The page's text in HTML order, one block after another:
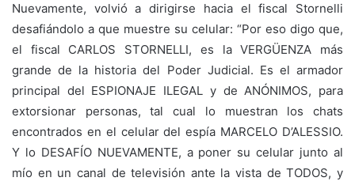
Nuevamente, volvió a dirigirse hacia el fiscal Stornelli
desafiándolo a que muestre su celular: “Por eso digo que,
el fiscal CARLOS STORNELLI, es la VERGÜENZA más
grande de la historia del Poder Judicial. Es el armador
principal del ESPIONAJE ILEGAL y de ANÓNIMOS, para
extorsionar personas, tal cual lo muestran los chats
encontrados en el celular del espía MARCELO D’ALESSIO.
Y lo DESAFÍO NUEVAMENTE, a poner su celular junto al
mío en un canal de televisión ante la vista de TODOS, y